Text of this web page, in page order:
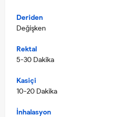
Deriden
Değişken
Rektal
5-30 Dakika
Kasiçi
10-20 Dakika
İnhalasyon